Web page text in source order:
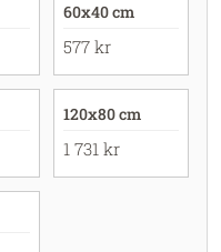
60x40 cm
577 kr
120x80 cm
1 731 kr